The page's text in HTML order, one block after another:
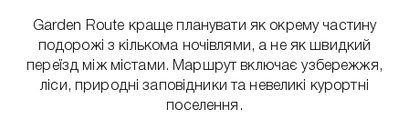
Garden Route краще планувати як окрему частину
подорожі з кількома ночівлями, а не як швидкий
переїзд між містами. Маршрут включає узбережжя,
ліси, природні заповідники та невеликі курортні
поселення.